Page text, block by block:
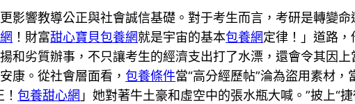
影響教導公正與社會誠信基礎。對于考生而言，考研是轉變
！財富甜心寶貝包養網就是宇宙的基本包養網定律！」道路
和劣質辦事，不只讓考生的經濟支出打了水漂，還會令其因
安康。從社會層面看，包養條件當“高分經歷帖”淪為盜用素材，
！包養甜心網 」她對著牛土豪和虛空中的張水瓶大喊。”披上“